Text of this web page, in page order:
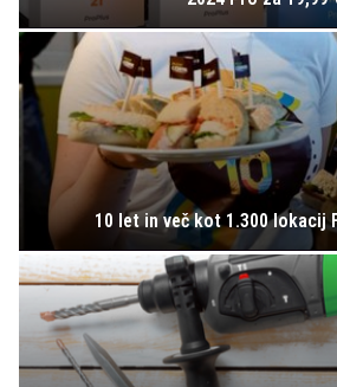
10 let in več kot 1.300 lokacij